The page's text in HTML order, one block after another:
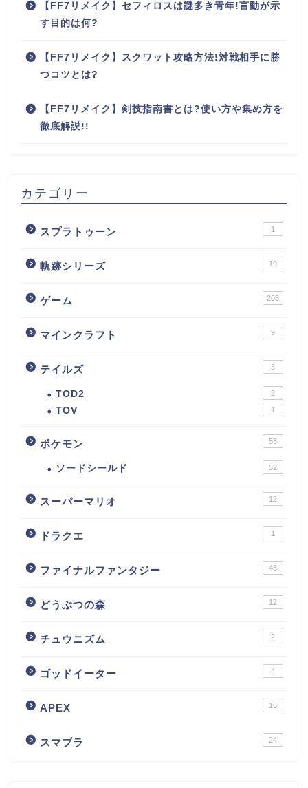
【FF7リメイク】セフィロスは謎多き青年!言動が示
す目的は何?
【FF7リメイク】スクワット攻略方法!対戦相手に勝
つコツとは?
【FF7リメイク】剣技指南書とは?使い方や集め方を
徹底解説!!
カテゴリー
スプラトゥーン 1
軌跡シリーズ 19
ゲーム 203
マインクラフト 9
テイルズ 3
TOD2 2
TOV 1
ポケモン 53
ソードシールド 52
スーパーマリオ 12
ドラクエ 1
ファイナルファンタジー 43
どうぶつの森 12
チュウニズム 2
ゴッドイーター 4
APEX 15
スマブラ 24